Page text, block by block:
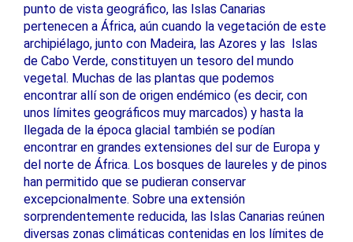
punto de vista geográfico, las Islas Canarias
pertenecen a África, aún cuando la vegetación de este
archipiélago, junto con Madeira, las Azores y las Islas
de Cabo Verde, constituyen un tesoro del mundo
vegetal. Muchas de las plantas que podemos
encontrar allí son de origen endémico (es decir, con
unos límites geográficos muy marcados) y hasta la
llegada de la época glacial también se podían
encontrar en grandes extensiones del sur de Europa y
del norte de África. Los bosques de laureles y de pinos
han permitido que se pudieran conservar
excepcionalmente. Sobre una extensión
sorprendentemente reducida, las Islas Canarias reúnen
diversas zonas climáticas contenidas en los límites de